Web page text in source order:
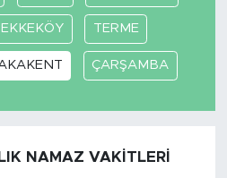
TERME
ÇARŞAMBA
NAMAZ VAKITLERI